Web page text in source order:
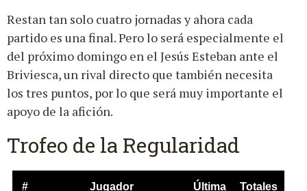
Restan tan solo cuatro jornadas y ahora cada
partido es una final. Pero lo será especialmente el
del próximo domingo en el Jesús Esteban ante el
Briviesca, un rival directo que también necesita
los tres puntos, por lo que será muy importante el
apoyo de la afición.
Trofeo de la Regularidad
# Jugador Última Totales